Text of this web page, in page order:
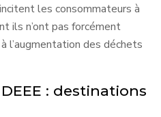
les consommateurs à
ils n’ont pas forcément
l’augmentation des déchets
: destinations